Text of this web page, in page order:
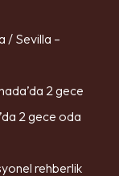
/ Sevilla –
2 gece
2 gece oda
rehberlik